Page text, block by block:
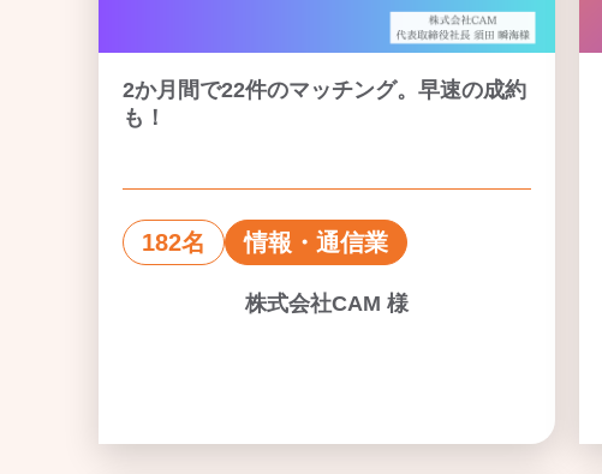
2か月間で22件のマッチング。早速の成約
も！
182名 情報・通信業
株式会社CAM 様